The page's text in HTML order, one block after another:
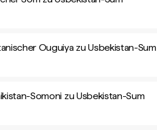
Ouguiya zu Usbekistan-Sum
Somoni zu Usbekistan-Sum